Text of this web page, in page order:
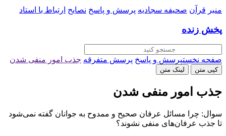
منبر قرآن صحیفه سجادیه پرسش و پاسخ نصایح ارتباط با استاد
پخش زنده
صفحه نخستپرسش و پاسخ پرسش متفرقه جذب امور منفی شدن
کپی متن لینک متن
جذب امور منفی شدن
سوال: چرا مسائل عرفان صحیح و ممدوح به جوانان گفته نمی‌شود
تا جذب عرفان‌های منفی نشوند؟